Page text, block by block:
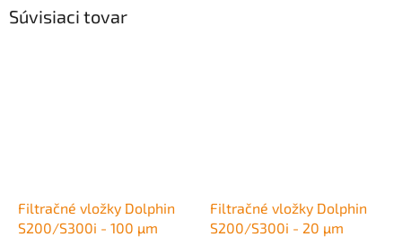
Súvisiaci tovar
Filtračné vložky Dolphin
S200/S300i - 100 µm
Filtračné vložky Dolphin
S200/S300i - 20 µm